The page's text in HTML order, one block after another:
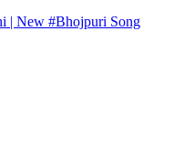
| New #Bhojpuri Song